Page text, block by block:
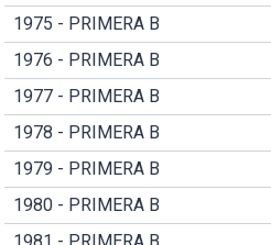
1975 - PRIMERA B
1976 - PRIMERA B
1977 - PRIMERA B
1978 - PRIMERA B
1979 - PRIMERA B
1980 - PRIMERA B